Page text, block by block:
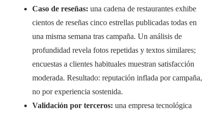
Caso de reseñas: una cadena de restaurantes exhibe
cientos de reseñas cinco estrellas publicadas todas en
una misma semana tras campaña. Un análisis de
profundidad revela fotos repetidas y textos similares;
encuestas a clientes habituales muestran satisfacción
moderada. Resultado: reputación inflada por campaña,
no por experiencia sostenida.
Validación por terceros: una empresa tecnológica